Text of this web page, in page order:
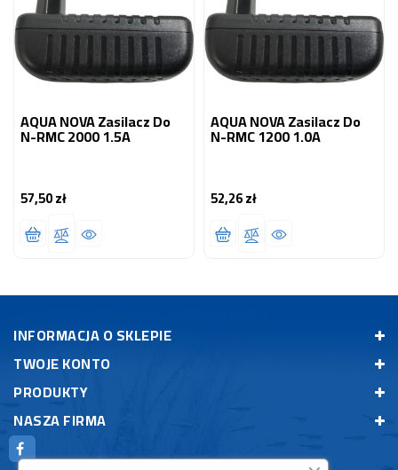
AQUA NOVA Zasilacz Do
N-RMC 2000 1.5A
57,50 złCena
AQUA NOVA Zasilacz Do
N-RMC 1200 1.0A
52,26 złCena
INFORMACJA O SKLEPIE
TWOJE KONTO
PRODUKTY
NASZA FIRMA